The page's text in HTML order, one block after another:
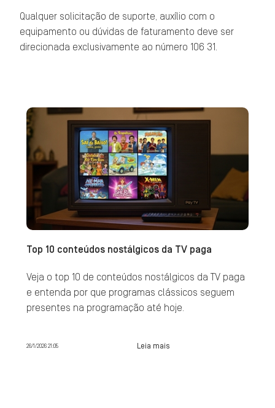
Qualquer solicitação de suporte, auxílio com o
equipamento ou dúvidas de faturamento deve ser
direcionada exclusivamente ao número 106 31.
Top 10 conteúdos nostálgicos da TV paga
Veja o top 10 de conteúdos nostálgicos da TV paga
e entenda por que programas clássicos seguem
presentes na programação até hoje.
26/1/2026 21:05 Leia mais